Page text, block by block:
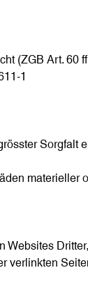
(ZGB Art. 60
1
materieller
Websites
verlinkten